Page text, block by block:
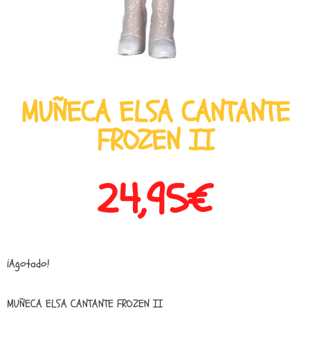
MUÑECA ELSA CANTANTE
FROZEN II
24,95€
¡Agotado!
MUÑECA ELSA CANTANTE FROZEN II